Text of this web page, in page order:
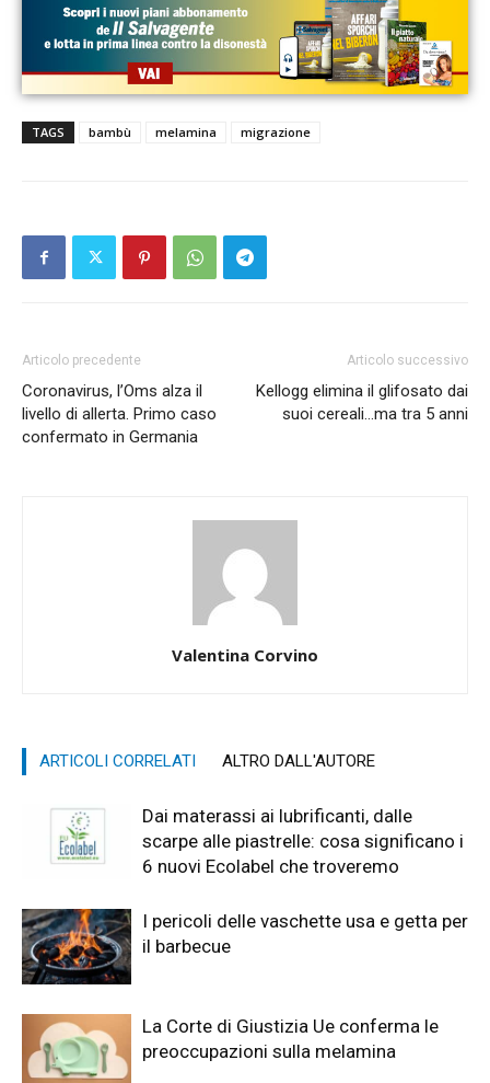
TAGS bambù melamina migrazione
Articolo precedente
Coronavirus, l’Oms alza il
livello di allerta. Primo caso
confermato in Germania
Articolo successivo
Kellogg elimina il glifosato dai
suoi cereali…ma tra 5 anni
Valentina Corvino
ARTICOLI CORRELATI ALTRO DALL'AUTORE
Dai materassi ai lubrificanti, dalle
scarpe alle piastrelle: cosa significano i
6 nuovi Ecolabel che troveremo
I pericoli delle vaschette usa e getta per
il barbecue
La Corte di Giustizia Ue conferma le
preoccupazioni sulla melamina